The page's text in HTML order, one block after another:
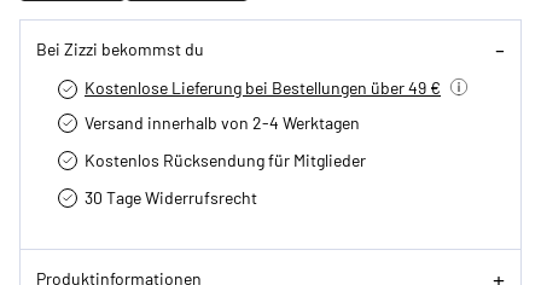
Bei Zizzi bekommst du
Kostenlose Lieferung bei Bestellungen über 49 €
Versand innerhalb von 2-4 Werktagen
Kostenlos Rücksendung für Mitglieder
30 Tage Widerrufsrecht
Produktinformationen